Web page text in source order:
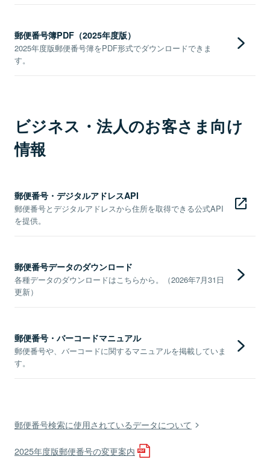
郵便番号簿PDF（2025年度版）
2025年度版郵便番号簿をPDF形式でダウンロードできま
す。
ビジネス・法人のお客さま向け
情報
郵便番号・デジタルアドレスAPI
郵便番号とデジタルアドレスから住所を取得できる公式API
を提供。
郵便番号データのダウンロード
各種データのダウンロードはこちらから。（2026年7月31日
更新）
郵便番号・バーコードマニュアル
郵便番号や、バーコードに関するマニュアルを掲載していま
す。
郵便番号検索に使用されているデータについて
2025年度版郵便番号の変更案内